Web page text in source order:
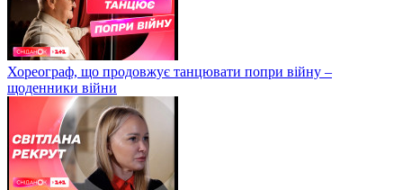
Хореограф, що продовжує танцювати попри війну –
щоденники війни